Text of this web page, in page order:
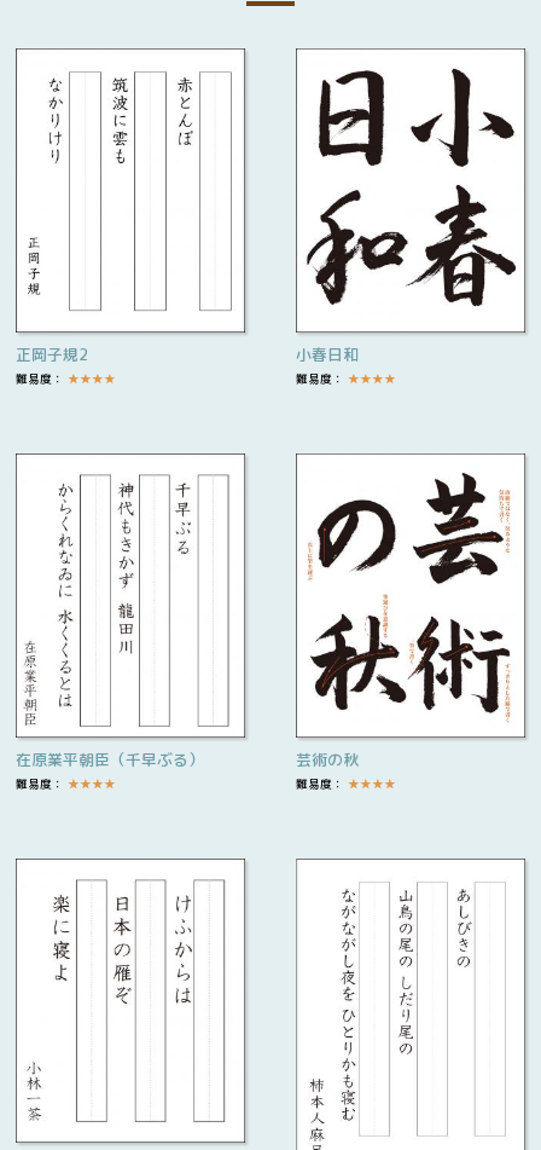
正岡子規2
難易度： ★★★★
小春日和
難易度： ★★★★
在原業平朝臣（千早ぶる）
難易度： ★★★★
芸術の秋
難易度： ★★★★